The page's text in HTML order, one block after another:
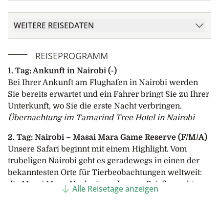
WEITERE REISEDATEN
REISEPROGRAMM
1. Tag: Ankunft in Nairobi (-)
Bei Ihrer Ankunft am Flughafen in Nairobi werden
Sie bereits erwartet und ein Fahrer bringt Sie zu Ihrer
Unterkunft, wo Sie die erste Nacht verbringen.
Übernachtung im Tamarind Tree Hotel in Nairobi
2. Tag: Nairobi – Masai Mara Game Reserve (F/M/A)
Unsere Safari beginnt mit einem Highlight. Vom
trubeligen Nairobi geht es geradewegs in einen der
bekanntesten Orte für Tierbeobachtungen weltweit:
die Masai Mara. Nach einem kurzen Briefing geht es
im 4x4-Land Cruiser gegen Westen. Wenn
Alle Reisetage anzeigen